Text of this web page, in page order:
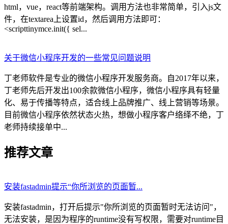
html，vue，react等前端架构。调用方法也非常简单，引入js文
件，在textarea上设置id，然后调用方法即可：
<scripttinymce.init({ sel...
关于微信小程序开发的一些常见问题说明
丁老师软件是专业的微信小程序开发服务商。自2017年以来，
丁老师先后开发出100余款微信小程序，微信小程序具有轻量
化、易于传播等特点，适合线上品牌推广、线上营销等场景。
目前微信小程序依然状态火热，想做小程序客户络绎不绝，丁
老师持续接单中...
推荐文章
安装fastadmin提示“你所浏览的页面暂...
安装fastadmin，打开后提示"你所浏览的页面暂时无法访问"，
无法安装，是因为程序的runtime没有写权限，需要对runtime目